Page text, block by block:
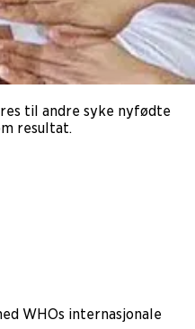
til andre syke nyfødte
resultat.
WHOs internasjonale